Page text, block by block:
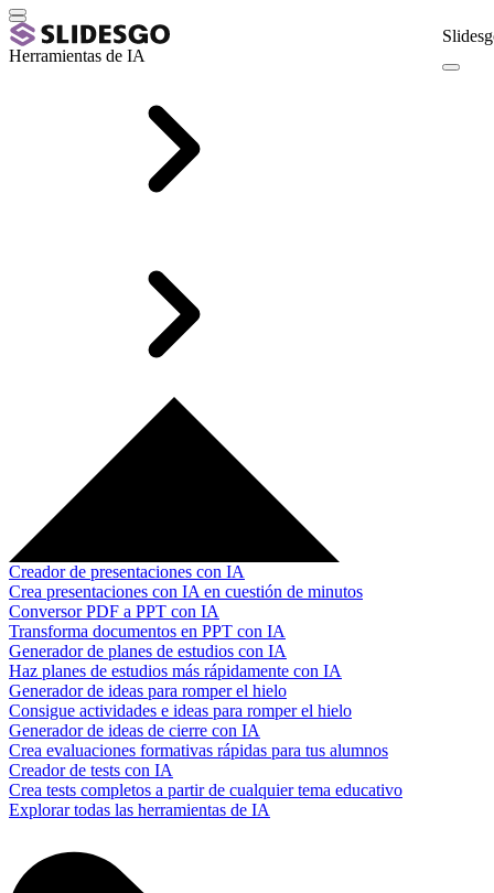
Herramientas de IA
Creador de presentaciones con IA
Crea presentaciones con IA en cuestión de minutos
Conversor PDF a PPT con IA
Transforma documentos en PPT con IA
Generador de planes de estudios con IA
Haz planes de estudios más rápidamente con IA
Generador de ideas para romper el hielo
Consigue actividades e ideas para romper el hielo
Generador de ideas de cierre con IA
Crea evaluaciones formativas rápidas para tus alumnos
Creador de tests con IA
Crea tests completos a partir de cualquier tema educativo
Explorar todas las herramientas de IA